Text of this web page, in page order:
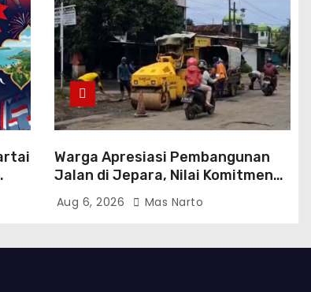
Warga Apresiasi Pembangunan
Jalan di Jepara, Nilai Komitmen
Bupati Witiarso Tingkatkan
Infrastruktur dan Perekonomian
Aug 6, 2026 Mas Narto